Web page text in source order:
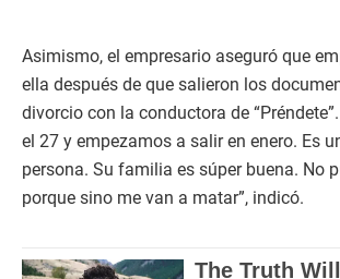
Asimismo, el empresario aseguró que
ella después de que salieron los
divorcio con la conductora de
el 27 y empezamos a salir en enero. Es
persona. Su familia es súper buena. No
porque sino me van a matar”, indicó.